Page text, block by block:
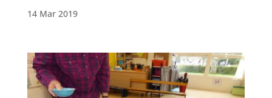
14 Mar 2019